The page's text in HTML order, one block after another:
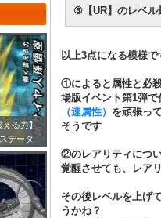
える力】
テータ
③【UR】のレベル
以上3点になる模様で
①によると属性と必
場版イベント第1弾
（速属性） を頑張っ
そうです
②のレアリティにつ
覚醒させても、レア
その後レベルを上げ
うかね？